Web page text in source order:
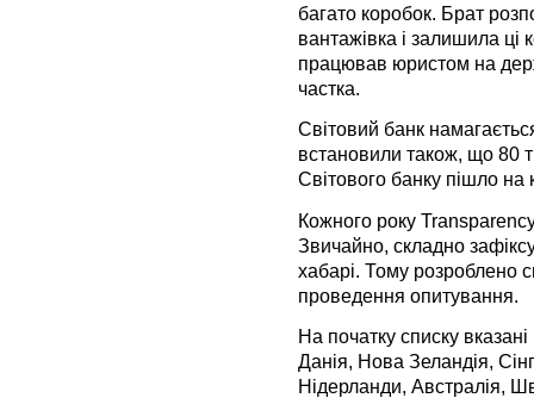
багато коробок. Брат
вантажівка і залишила ці
працював юристом на
частка.
Світовий банк
встановили також, що 80
Світового банку пішло на
Кожного року Transparency
Звичайно, складно
хабарі. Тому розроблено
проведення опитування.
На початку списку
Данія, Нова Зеландія,
Нідерланди, Австралія,